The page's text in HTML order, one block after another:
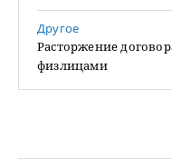
Другое
Расторжение
физлицами